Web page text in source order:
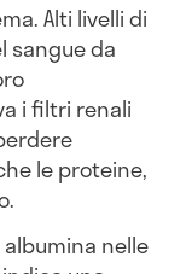
Alti livelli di
sangue da
i filtri renali
le proteine,
nelle